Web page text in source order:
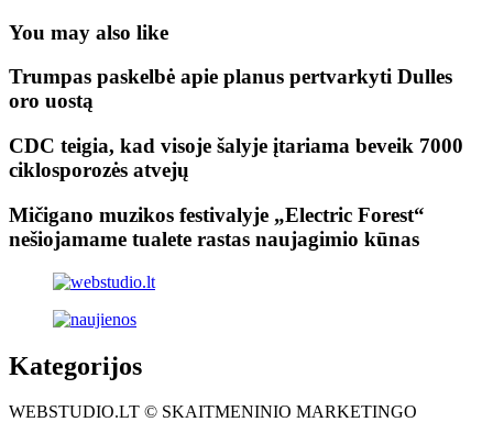
You may also like
Trumpas paskelbė apie planus pertvarkyti Dulles
oro uostą
CDC teigia, kad visoje šalyje įtariama beveik 7000
ciklosporozės atvejų
Mičigano muzikos festivalyje „Electric Forest“
nešiojamame tualete rastas naujagimio kūnas
Kategorijos
WEBSTUDIO.LT © SKAITMENINIO MARKETINGO